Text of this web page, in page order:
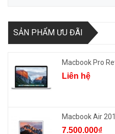
SẢN PHẨM ƯU ĐÃI
Macbook Pro
Liên hệ
Macbook Air
7.500.000₫